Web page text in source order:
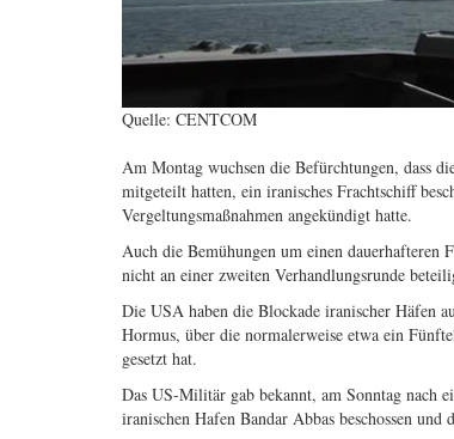
Quelle: CENTCOM
Am Montag wuchsen die Befürchtungen, dass
mitgeteilt hatten, ein iranisches Frachtschiff
Vergeltungsmaßnahmen angekündigt hatte.
Auch die Bemühungen um einen dauerhafteren
nicht an einer zweiten Verhandlungsrunde
Die USA haben die Blockade iranischer Häfen
Hormus, über die normalerweise etwa ein
gesetzt hat.
Das US-Militär gab bekannt, am Sonntag nach
iranischen Hafen Bandar Abbas beschossen und